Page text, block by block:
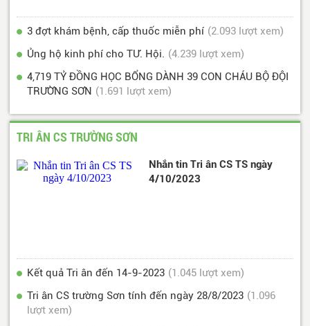
3 đợt khám bệnh, cấp thuốc miễn phí (2.093 lượt xem)
Ủng hộ kinh phí cho TƯ. Hội. (4.239 lượt xem)
4,719 TỶ ĐỒNG HỌC BỔNG DÀNH 39 CON CHÁU BỘ ĐỘI
TRƯỜNG SƠN (1.691 lượt xem)
TRI ÂN CS TRƯỜNG SƠN
Nhắn tin Tri ân CS TS ngày
4/10/2023
Kết quả Tri ân đến 14-9-2023 (1.045 lượt xem)
Tri ân CS trường Sơn tính đến ngày 28/8/2023 (1.096
lượt xem)